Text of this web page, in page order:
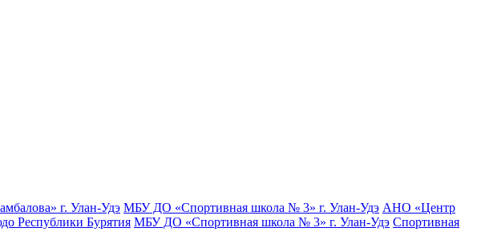
г. Улан-Удэ МБУ ДО «Спортивная школа № 3» г. Улан-Удэ АНО «Центр
Республики Бурятия МБУ ДО «Спортивная школа № 3» г. Улан-Удэ Спортивная